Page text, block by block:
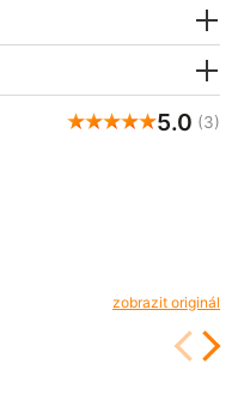
5.0 (3)
zobrazit originál